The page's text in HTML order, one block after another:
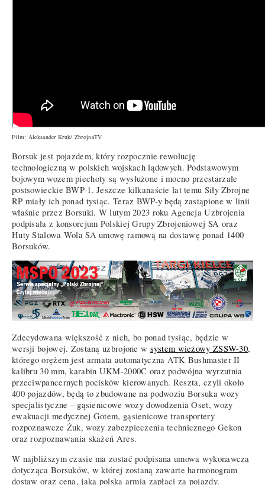
Film: Aleksander Kruk/ ZbrojnaTV
Borsuk jest pojazdem, który rozpocznie rewolucję
technologiczną w polskich wojskach lądowych. Podstawowym
bojowym wozem piechoty są wysłużone i mocno przestarzałe
postsowieckie BWP-1. Jeszcze kilkanaście lat temu Siły Zbrojne
RP miały ich ponad tysiąc. Teraz BWP-y będą zastąpione w linii
właśnie przez Borsuki. W lutym 2023 roku Agencja Uzbrojenia
podpisała z konsorcjum Polskiej Grupy Zbrojeniowej SA oraz
Huty Stalowa Wola SA umowę ramową na dostawę ponad 1400
Borsuków.
Zdecydowana większość z nich, bo ponad tysiąc, będzie w
wersji bojowej. Zostaną uzbrojone w system wieżowy ZSSW-30,
którego orężem jest armata automatyczna ATK Bushmaster II
kalibru 30 mm, karabin UKM-2000C oraz podwójna wyrzutnia
przeciwpancernych pocisków kierowanych. Reszta, czyli około
400 pojazdów, będą to zbudowane na podwoziu Borsuka wozy
specjalistyczne – gąsienicowe wozy dowodzenia Oset, wozy
ewakuacji medycznej Gotem, gąsienicowe transportery
rozpoznawcze Żuk, wozy zabezpieczenia technicznego Gekon
oraz rozpoznawania skażeń Ares.
W najbliższym czasie ma zostać podpisana umowa wykonawcza
dotycząca Borsuków, w której zostaną zawarte harmonogram
dostaw oraz cena, jaką polska armia zapłaci za pojazdy.